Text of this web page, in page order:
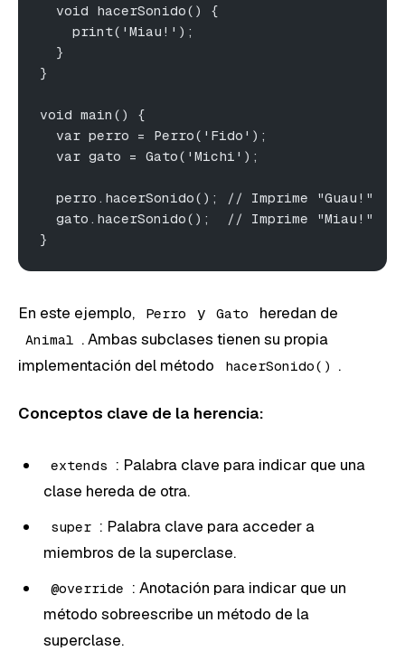
  void hacerSonido() {
    print('Miau!');
  }
}
void main() {
  var perro = Perro('Fido');
  var gato = Gato('Michi');
  perro.hacerSonido(); // Imprime "Guau!"
  gato.hacerSonido();  // Imprime "Miau!"
}
En este ejemplo, Perro y Gato heredan de
Animal . Ambas subclases tienen su propia
implementación del método
hacerSonido() .
Conceptos clave de la herencia:
extends : Palabra clave para indicar que una
clase hereda de otra.
super : Palabra clave para acceder a
miembros de la superclase.
@override : Anotación para indicar que un
método sobreescribe un método de la
superclase.